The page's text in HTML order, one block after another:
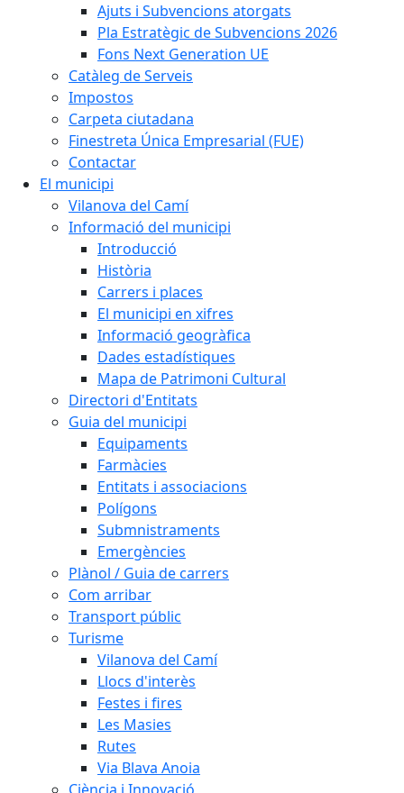
Ajuts i Subvencions atorgats
Pla Estratègic de Subvencions 2026
Fons Next Generation UE
Catàleg de Serveis
Impostos
Carpeta ciutadana
Finestreta Única Empresarial (FUE)
Contactar
El municipi
Vilanova del Camí
Informació del municipi
Introducció
Història
Carrers i places
El municipi en xifres
Informació geogràfica
Dades estadístiques
Mapa de Patrimoni Cultural
Directori d'Entitats
Guia del municipi
Equipaments
Farmàcies
Entitats i associacions
Polígons
Submnistraments
Emergències
Plànol / Guia de carrers
Com arribar
Transport públic
Turisme
Vilanova del Camí
Llocs d'interès
Festes i fires
Les Masies
Rutes
Via Blava Anoia